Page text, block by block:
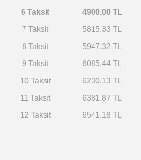
6 Taksit 4900.00 TL
7 Taksit 5815.33 TL
8 Taksit 5947.32 TL
9 Taksit 6085.44 TL
10 Taksit 6230.13 TL
11 Taksit 6381.87 TL
12 Taksit 6541.18 TL